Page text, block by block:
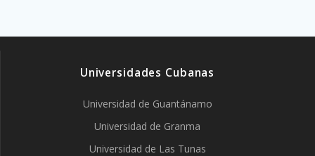
Universidades Cubanas
Universidad de Guantánamo
Universidad de Granma
Universidad de Las Tunas